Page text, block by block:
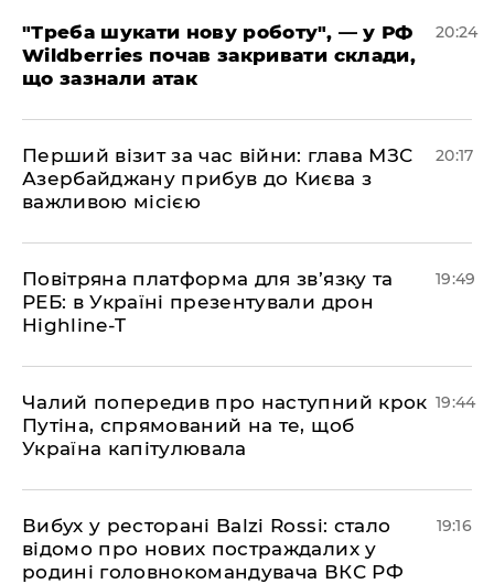
​"Треба шукати нову роботу", — у РФ
Wildberries почав закривати склади,
що зазнали атак
20:24
​Перший візит за час війни: глава МЗС
Азербайджану прибув до Києва з
важливою місією
20:17
​Повітряна платформа для зв’язку та
РЕБ: в Україні презентували дрон
Highline-T
19:49
​Чалий попередив про наступний крок
Путіна, спрямований на те, щоб
Україна капітулювала
19:44
​Вибух у ресторані Balzi Rossi: стало
відомо про нових постраждалих у
родині головнокомандувача ВКС РФ
19:16